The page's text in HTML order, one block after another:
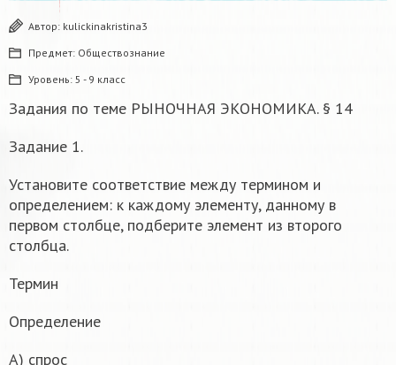
Автор: kulickinakristina3
Предмет: Обществознание
Уровень: 5 - 9 класс
Задания по теме РЫНОЧНАЯ ЭКОНОМИКА. § 14
Задание 1.
Установите соответствие между термином и
определением: к каждому элементу, данному в
первом столбце, подберите элемент из второго
столбца.
Термин
Определение
А) спрос